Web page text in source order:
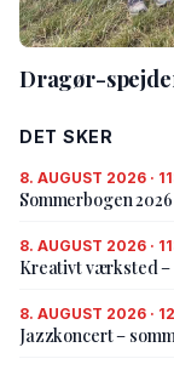
Dragør-
DET SKER
8. AUGUST 2026 ·
Sommerbogen 2026
8. AUGUST 2026 ·
Kreativt værksted –
8. AUGUST 2026 ·
Jazzkoncert –